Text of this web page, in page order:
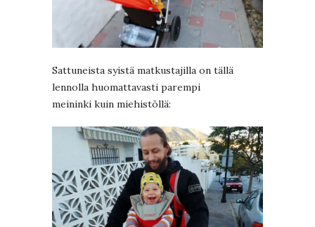
Sattuneista syistä matkustajilla on tällä
lennolla huomattavasti parempi
meininki kuin miehistöllä: